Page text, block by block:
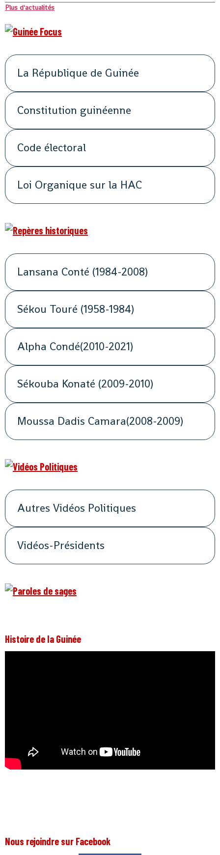
Plus d'actualités
La République de Guinée
Constitution guinéenne
Code électoral
Loi Organique sur la HAC
Lansana Conté (1984-2008)
Sékou Touré (1958-1984)
Alpha Condé(2010-2021)
Sékouba Konaté (2009-2010)
Moussa Dadis Camara(2008-2009)
Autres Vidéos Politiques
Vidéos-Présidents
Histoire de la Guinée
Nous rejoindre sur Facebook